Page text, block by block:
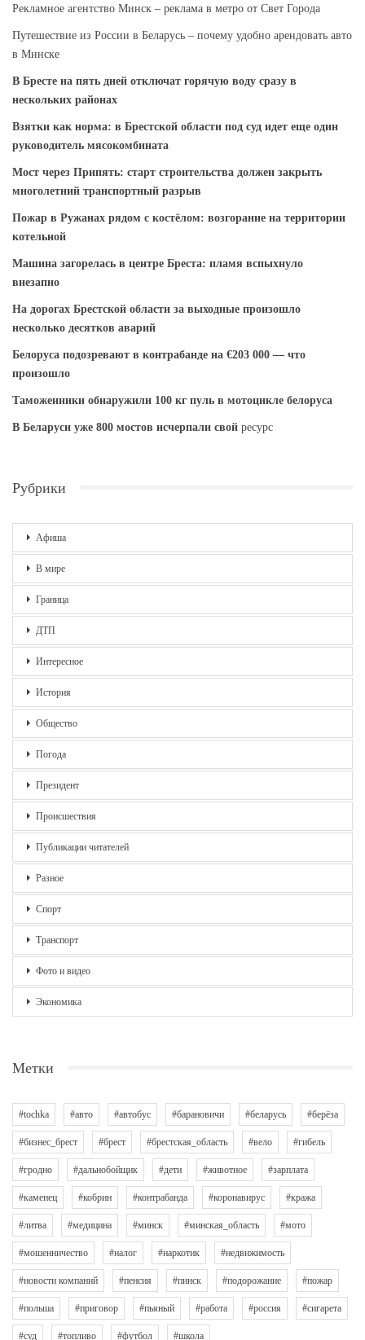
Рекламное агентство Минск – реклама в метро от Свет Города
Путешествие из России в Беларусь – почему удобно арендовать авто
в Минске
В Бресте на пять дней отключат горячую воду сразу в
нескольких районах
Взятки как норма: в Брестской области под суд идет еще один
руководитель мясокомбината
Мост через Припять: старт строительства должен закрыть
многолетний транспортный разрыв
Пожар в Ружанах рядом с костёлом: возгорание на территории
котельной
Машина загорелась в центре Бреста: пламя вспыхнуло
внезапно
На дорогах Брестской области за выходные произошло
несколько десятков аварий
Белоруса подозревают в контрабанде на €203 000 — что
произошло
Таможенники обнаружили 100 кг пуль в мотоцикле белоруса
В Беларуси уже 800 мостов исчерпали свой ресурс
Рубрики
Афиша
В мире
Граница
ДТП
Интересное
История
Общество
Погода
Президент
Происшествия
Публикации читателей
Разное
Спорт
Транспорт
Фото и видео
Экономика
Метки
#tochka #авто #автобус #барановичи #беларусь #берёза
#бизнес_брест #брест #брестская_область #вело #гибель
#гродно #дальнобойщик #дети #животное #зарплата
#каменец #кобрин #контрабанда #коронавирус #кража
#литва #медицина #минск #минская_область #мото
#мошенничество #налог #наркотик #недвижимость
#новости компаний #пенсия #пинск #подорожание #пожар
#польша #приговор #пьяный #работа #россия #сигарета
#суд #топливо #футбол #школа